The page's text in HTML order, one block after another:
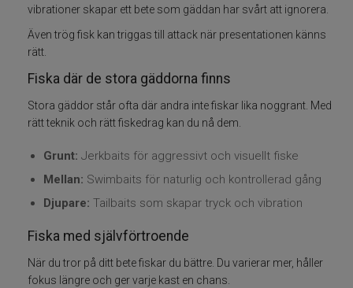
PowerBait/Gulp
Trollingbeten
Småplock
Tillbehör
vibrationer skapar ett bete som gäddan har svårt att ignorera.
Även trög fisk kan triggas till attack när presentationen känns
rätt.
Fiska där de stora gäddorna finns
Stora gäddor står ofta där andra inte fiskar lika noggrant. Med
rätt teknik och rätt fiskedrag kan du nå dem.
Grunt: Jerkbaits för aggressivt och visuellt fiske
Mellan: Swimbaits för naturlig och kontrollerad gång
Djupare: Tailbaits som skapar tryck och vibration
Fiska med självförtroende
När du tror på ditt bete fiskar du bättre. Du varierar mer, håller
fokus längre och ger varje kast en chans.